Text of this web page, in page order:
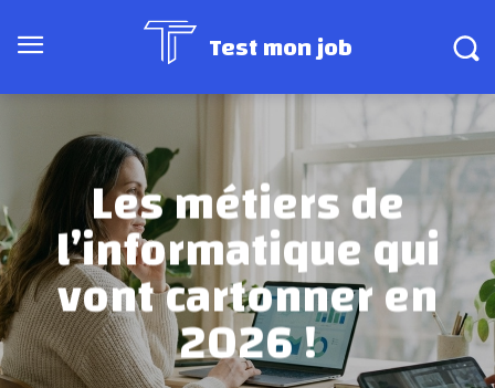
Test mon job
Les métiers de
l’informatique qui
vont cartonner en
2026 !